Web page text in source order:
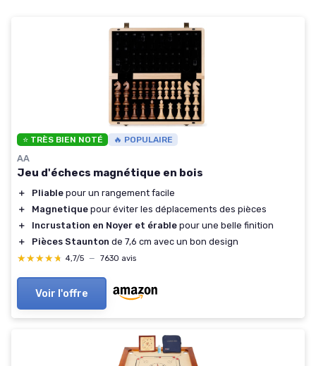
⭐ TRÈS BIEN NOTÉ 🔥 POPULAIRE
AA
Jeu d'échecs magnétique en bois
＋ Pliable pour un rangement facile
＋
Magnetique pour éviter les déplacements des pièces
＋
Incrustation en Noyer et érable pour une belle finition
＋
Pièces Staunton de 7,6 cm avec un bon design
★★★★★
★★★★★ 4,7/5 — 7630 avis
Voir l'offre